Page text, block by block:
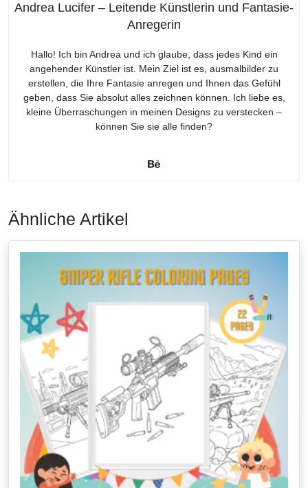
Andrea Lucifer – Leitende Künstlerin und Fantasie-
Anregerin
Hallo! Ich bin Andrea und ich glaube, dass jedes Kind ein
angehender Künstler ist. Mein Ziel ist es, ausmalbilder zu
erstellen, die Ihre Fantasie anregen und Ihnen das Gefühl
geben, dass Sie absolut alles zeichnen können. Ich liebe es,
kleine Überraschungen in meinen Designs zu verstecken –
können Sie sie alle finden?
Ähnliche Artikel